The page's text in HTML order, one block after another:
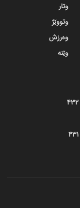
وتار
وتووێژ
وەرزش
وێنە